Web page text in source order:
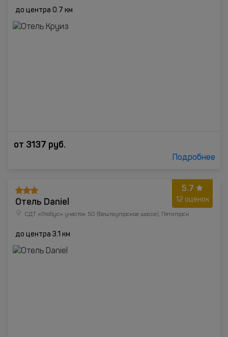
до центра 0.7 км
от 3137 руб.
Подробнее
5.7
12 оценок
Отель Daniel
СДТ «Глобус» участок 50 (Бештаугорское шоссе), Пятигорск
до центра 3.1 км